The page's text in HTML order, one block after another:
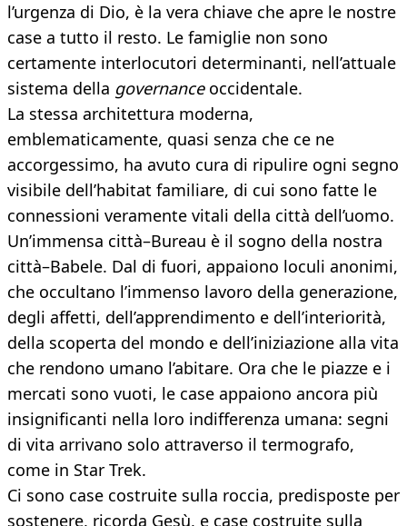
l’urgenza di Dio, è la vera chiave che apre le nostre
case a tutto il resto. Le famiglie non sono
certamente interlocutori determinanti, nell’attuale
sistema della governanceoccidentale.
La stessa architettura moderna,
emblematicamente, quasi senza che ce ne
accorgessimo, ha avuto cura di ripulire ogni segno
visibile dell’habitat familiare, di cui sono fatte le
connessioni veramente vitali della città dell’uomo.
Un’immensa città–Bureau è il sogno della nostra
città–Babele. Dal di fuori, appaiono loculi anonimi,
che occultano l’immenso lavoro della generazione,
degli affetti, dell’apprendimento e dell’interiorità,
della scoperta del mondo e dell’iniziazione alla vita
che rendono umano l’abitare. Ora che le piazze e i
mercati sono vuoti, le case appaiono ancora più
insignificanti nella loro indifferenza umana: segni
di vita arrivano solo attraverso il termografo,
come in Star Trek.
Ci sono case costruite sulla roccia, predisposte per
sostenere, ricorda Gesù, e case costruite sulla